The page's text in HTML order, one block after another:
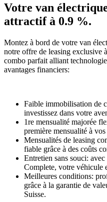
Votre van
attractif à 0.9 %.
Montez à bord de votre van
notre offre de leasing exclusive
combo parfait alliant
avantages financiers:
Faible immobilisation de
investissez dans votre
1re mensualité majorée
première mensualité à vos
Mensualités de leasing
fiable grâce à des coûts
Entretien sans souci:
Complete, votre véhicule
Meilleures conditions:
grâce à la garantie de
Suisse.